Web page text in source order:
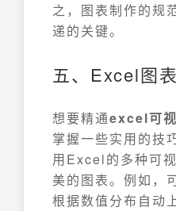
之，图表制作的规
递的关键。
五、Excel图
想要精通excel可
掌握一些实用的技
用Excel的多种可
美的图表。例如，
根据数值分布自动